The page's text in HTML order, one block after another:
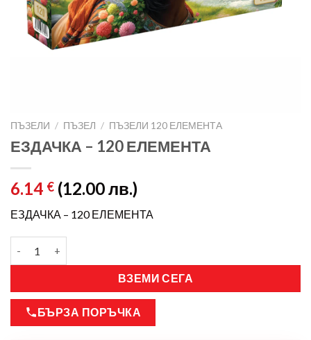
ПЪЗЕЛИ / ПЪЗЕЛ / ПЪЗЕЛИ 120 ЕЛЕМЕНТА
ЕЗДАЧКА – 120 ЕЛЕМЕНТА
6.14 € (12.00 лв.)
ЕЗДАЧКА – 120 ЕЛЕМЕНТА
ВЗЕМИ СЕГА
БЪРЗА ПОРЪЧКА